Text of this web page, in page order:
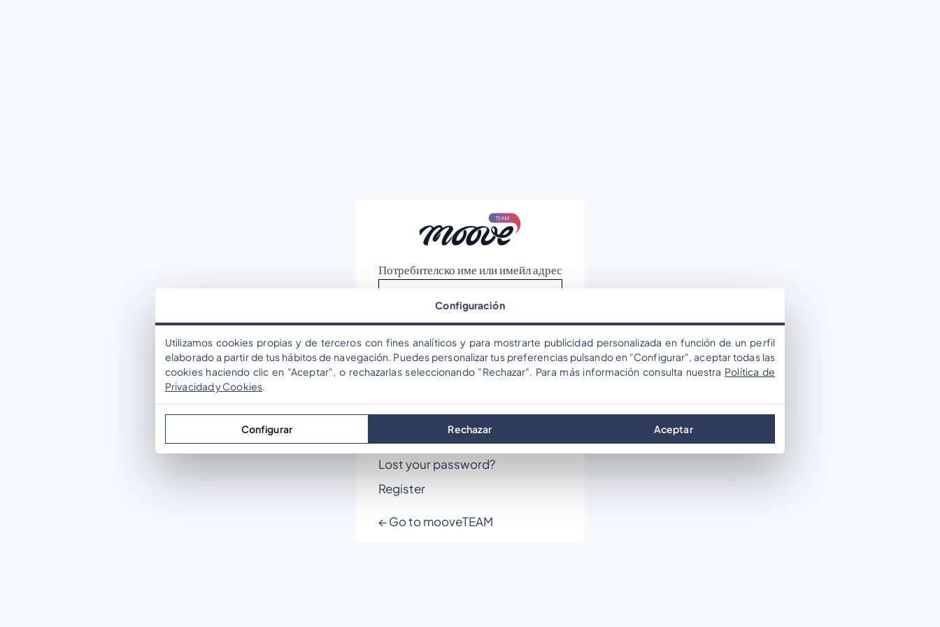
Потребителско име или имейл адрес
Парола
Lost your password?
Register
← Go to mooveTEAM
Configuración
Utilizamos cookies propias y de terceros con fines analíticos y para mostrarte publicidad personalizada en función de un perfil
elaborado a partir de tus hábitos de navegación. Puedes personalizar tus preferencias pulsando en "Configurar", aceptar todas las
cookies haciendo clic en "Aceptar", o rechazarlas seleccionando "Rechazar". Para más información consulta nuestra Política de
Privacidad y Cookies.
Configurar Rechazar Aceptar